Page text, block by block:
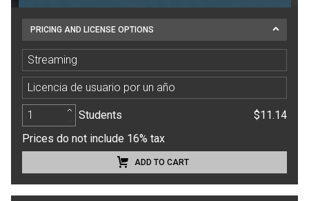
PRICING AND LICENSE OPTIONS
Streaming
Licencia de usuario por un año
Students
$11.14
Prices do not include 16% tax
ADD TO CART